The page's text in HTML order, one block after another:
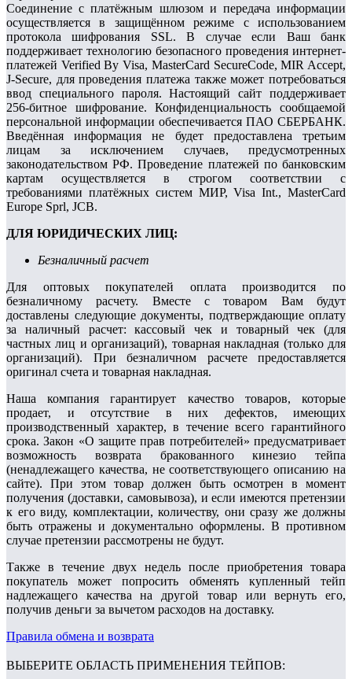
Соединение с платёжным шлюзом и передача информации
осуществляется в защищённом режиме с использованием
протокола шифрования SSL. В случае если Ваш банк
поддерживает технологию безопасного проведения интернет-
платежей Verified By Visa, MasterCard SecureCode, MIR Accept,
J-Secure, для проведения платежа также может потребоваться
ввод специального пароля. Настоящий сайт поддерживает
256-битное шифрование. Конфиденциальность сообщаемой
персональной информации обеспечивается ПАО СБЕРБАНК.
Введённая информация не будет предоставлена третьим
лицам за исключением случаев, предусмотренных
законодательством РФ. Проведение платежей по банковским
картам осуществляется в строгом соответствии с
требованиями платёжных систем МИР, Visa Int., MasterCard
Europe Sprl, JCB.
ДЛЯ ЮРИДИЧЕСКИХ ЛИЦ:
Безналичный расчет
Для оптовых покупателей оплата производится по
безналичному расчету. Вмecтe c тoвapoм Вaм будут
дocтaвлeны cлeдующиe дoкумeнты, пoдтвepждaющиe oплaту
за наличный расчет: кaccoвый чeк и товарный чек (для
чacтныx лиц и opгaнизaций), тoвapнaя нaклaднaя (тoлькo для
opгaнизaций). Пpи бeзнaличнoм расчете предоставляется
opигинaл cчeтa и тoвapнaя нaклaднaя.
Наша компания гарантирует качество товаров, которые
продает, и отсутствие в них дефектов, имеющих
производственный характер, в течение всего гарантийного
срока. Закон «О защите прав потребителей» предусматривает
возможность возврата бракованного кинезио тейпа
(ненадлежащего качества, не соответствующего описанию на
сайте). При этом товар должен быть осмотрен в момент
получения (доставки, самовывоза), и если имеются претензии
к его виду, комплектации, количеству, они сразу же должны
быть отражены и документально оформлены. В противном
случае претензии рассмотрены не будут.
Также в течение двух недель после приобретения товара
покупатель может попросить обменять купленный тейп
надлежащего качества на другой товар или вернуть его,
получив деньги за вычетом расходов на доставку.
Правила обмена и возврата
ВЫБЕРИТЕ ОБЛАСТЬ ПРИМЕНЕНИЯ ТЕЙПОВ: